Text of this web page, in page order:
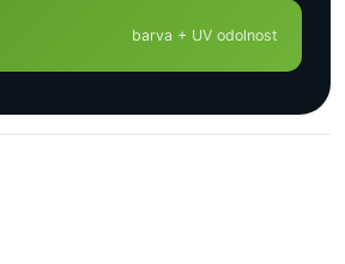
barva + UV odolnost